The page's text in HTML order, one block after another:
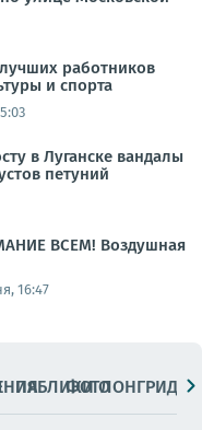
работников
и спорта
в Луганске вандалы
петуний
ВСЕМ! Воздушная
16:47
ПАБЛИКИ
ФОТОЛОНГРИДЫ